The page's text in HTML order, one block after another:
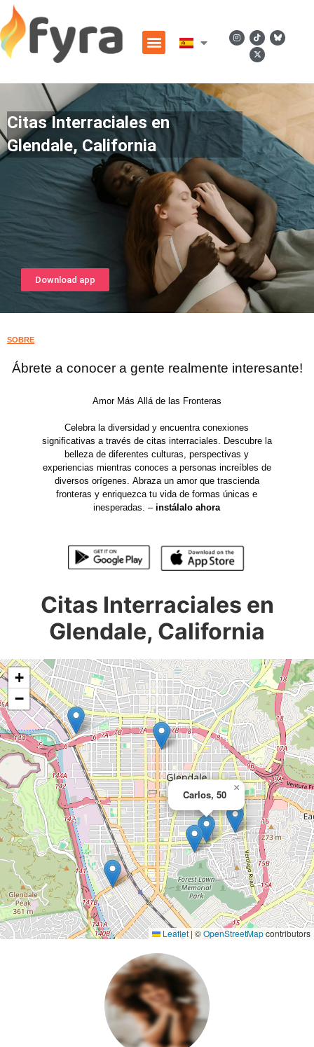
Citas Interraciales en
Glendale, California
Download app
SOBRE
Ábrete a conocer a gente realmente interesante!
Amor Más Allá de las Fronteras
Celebra la diversidad y encuentra conexiones
significativas a través de citas interraciales. Descubre la
belleza de diferentes culturas, perspectivas y
experiencias mientras conoces a personas increíbles de
diversos orígenes. Abraza un amor que trascienda
fronteras y enriquezca tu vida de formas únicas e
inesperadas. –instálalo ahora
Citas Interraciales en
Glendale, California
Carlos, 50
×
+
−
Leaflet|©OpenStreetMapcontributors